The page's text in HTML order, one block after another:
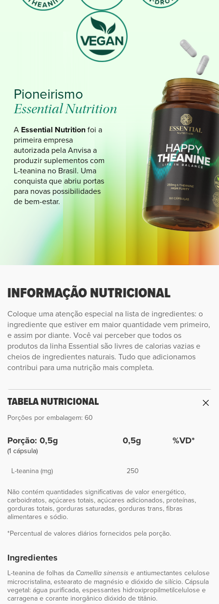
Pioneirismo
Essential Nutrition
A Essential Nutritionfoi a
primeira empresa
autorizada pela Anvisa a
produzir suplementos com
L-teanina no Brasil. Uma
conquista que abriu portas
para novas possibilidades
de bem-estar.
INFORMAÇÃO NUTRICIONAL
Coloque uma atenção especial na lista de ingredientes: o
ingrediente que estiver em maior quantidade vem primeiro,
e assim por diante. Você vai perceber que todos os
produtos da linha Essential são livres de calorias vazias e
cheios de ingredientes naturais. Tudo que adicionamos
contribui para uma nutrição mais completa.
TABELA NUTRICIONAL
Porções por embalagem: 60
Porção: 0,5g
(1 cápsula)
0,5g %VD*
L-teanina (mg) 250
Não contém quantidades significativas de valor energético,
carboidratos, açúcares totais, açúcares adicionados, proteínas,
gorduras totais, gorduras saturadas, gorduras trans, fibras
alimentares e sódio.
*Percentual de valores diários fornecidos pela porção.
Ingredientes
L-teanina de folhas da Camellia sinensis e antiumectantes celulose
microcristalina, estearato de magnésio e dióxido de silício. Cápsula
vegetal: água purificada, espessantes hidroxipropilmetilcelulose e
carragena e corante inorgânico dióxido de titânio.